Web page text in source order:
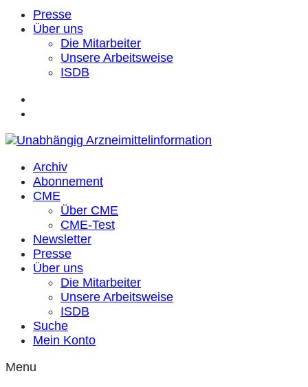
Presse
Über uns
Die Mitarbeiter
Unsere Arbeitsweise
ISDB
Archiv
Abonnement
CME
Über CME
CME-Test
Newsletter
Presse
Über uns
Die Mitarbeiter
Unsere Arbeitsweise
ISDB
Suche
Mein Konto
Menu